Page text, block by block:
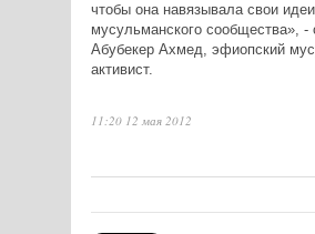
чтобы она навязывала свои
мусульманского сообщества», -
Абубекер Ахмед, эфиопский
активист.
11:20 12 мая 2012